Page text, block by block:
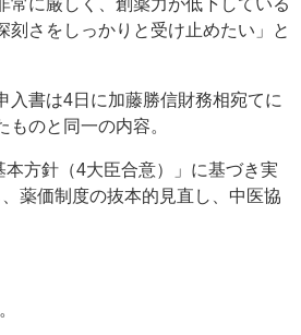
常に厳しく、創薬力が低下している
刻さをしっかりと受け止めたい」と
書は4日に加藤勝信財務相宛てに
ものと同一の内容。
方針（4大臣合意）」に基づき実
薬価制度の抜本的見直し、中医協